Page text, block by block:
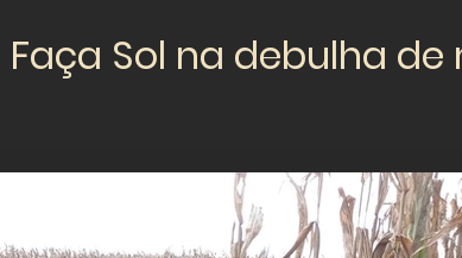
Sol na debulha de